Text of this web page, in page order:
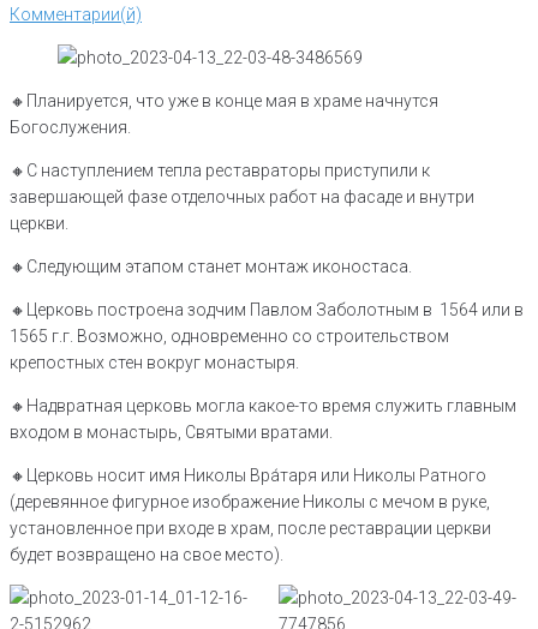
Комментарии(й)
🔸️Планируется, что уже в конце мая в храме начнутся
Богослужения.
🔸️С наступлением тепла реставраторы приступили к
завершающей фазе отделочных работ на фасаде и внутри
церкви.
🔸️Следующим этапом станет монтаж иконостаса.
🔸️Церковь построена зодчим Павлом Заболотным в 1564 или в
1565 г.г. Возможно, одновременно со строительством
крепостных стен вокруг монастыря.
🔸️Надвратная церковь могла какое-то время служить главным
входом в монастырь, Святыми вратами.
🔸️Церковь носит имя Николы Вра́таря или Николы Ратного
(деревянное фигурное изображение Николы с мечом в руке,
установленное при входе в храм, после реставрации церкви
будет возвращено на свое место).